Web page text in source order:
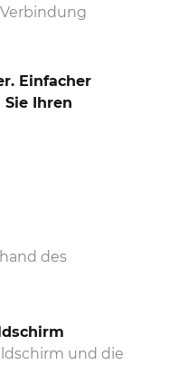
Einfacher
Ihren
des
und die